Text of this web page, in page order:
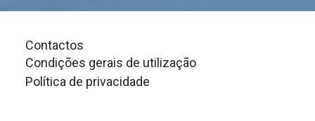
Contactos
Condições gerais de utilização
Política de privacidade